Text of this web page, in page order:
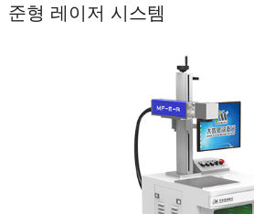
준형 레이저 시스템